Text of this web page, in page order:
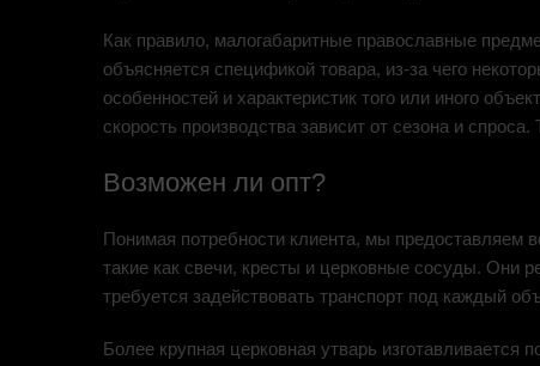
Как правило, малогабаритные православные
объясняется спецификой товара, из-за чего
особенностей и характеристик того или иного
скорость производства зависит от сезона и
Возможен ли опт?
Понимая потребности клиента, мы предоставляем
такие как свечи, кресты и церковные сосуды. Они
требуется задействовать транспорт под каждый
Более крупная церковная утварь